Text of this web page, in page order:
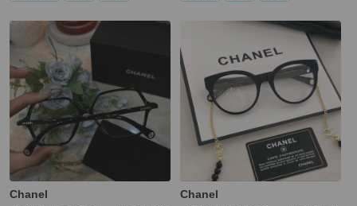
Chanel Chanel